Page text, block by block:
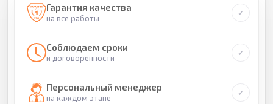
Гарантия качества
на все работы
Соблюдаем сроки
и договоренности
Персональный менеджер
на каждом этапе